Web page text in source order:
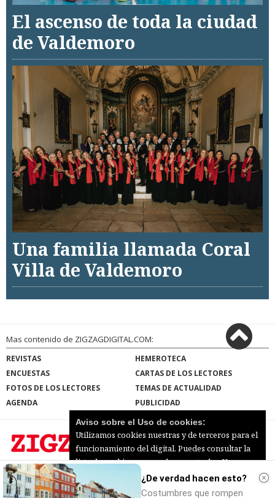
El ascenso de toda la ciudad
de Valdemoro
Una familia llamada Coral
Villa de Valdemoro
Mas contenido de ZIGZAGDIGITAL.COM:
REVISTAS
HEMEROTECA
ENCUESTAS
CARTAS DE LOS LECTORES
FOTOS DE LOS LECTORES
TEMAS DE ACTUALIDAD
AGENDA
PUBLICIDAD
ZIGZAGDIGITAL.COM | Términos de uso|
Protección de datos|Mapa del sitio
© 2026 | Todos los derechos reservados
¿De verdad hacen esto?
Costumbres que rompen
Aviso sobre el Uso de cookies:
Utilizamos cookies nuestras y de terceros para el
funcionamiento del digital. Puedes consultar la
lista de cookies y como desconectarlas.Ver
nuestra Política de Privacidad y Cookies